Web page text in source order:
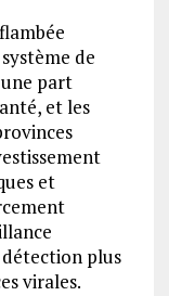
de
part
et les
et
plus
virales.